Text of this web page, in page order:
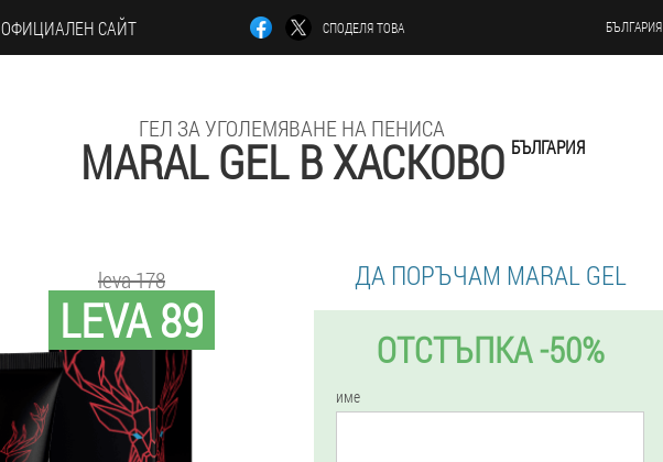
ОФИЦИАЛЕН САЙТ СПОДЕЛЯ ТОВА БЪЛГАРИЯ
ГЕЛ ЗА УГОЛЕМЯВАНЕ НА ПЕНИСА
MARAL GEL В ХАСКОВО БЪЛГАРИЯ
LEVA 89
leva 178 ДА ПОРЪЧАМ MARAL GEL
ОТСТЪПКА -50%
име